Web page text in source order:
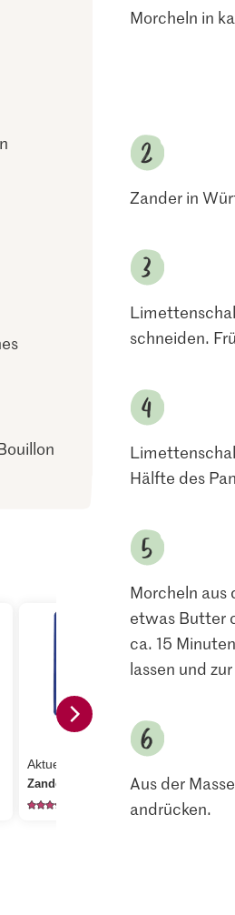
Aktueller Tagespreis
Zanderfilet Zucht
fluoridiert
Morcheln in
Zander in
schneiden.
Hälfte des
Morcheln aus
etwas Butter
ca. 15
lassen und
Aus der
andrücken.